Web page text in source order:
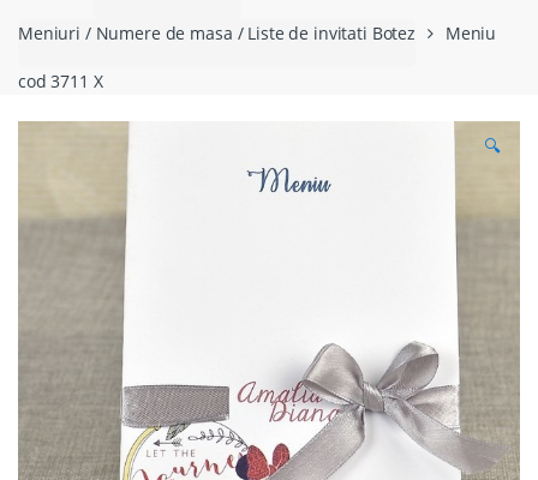
Meniuri / Numere de masa / Liste de invitati Botez Meniu
cod 3711 X
🔍